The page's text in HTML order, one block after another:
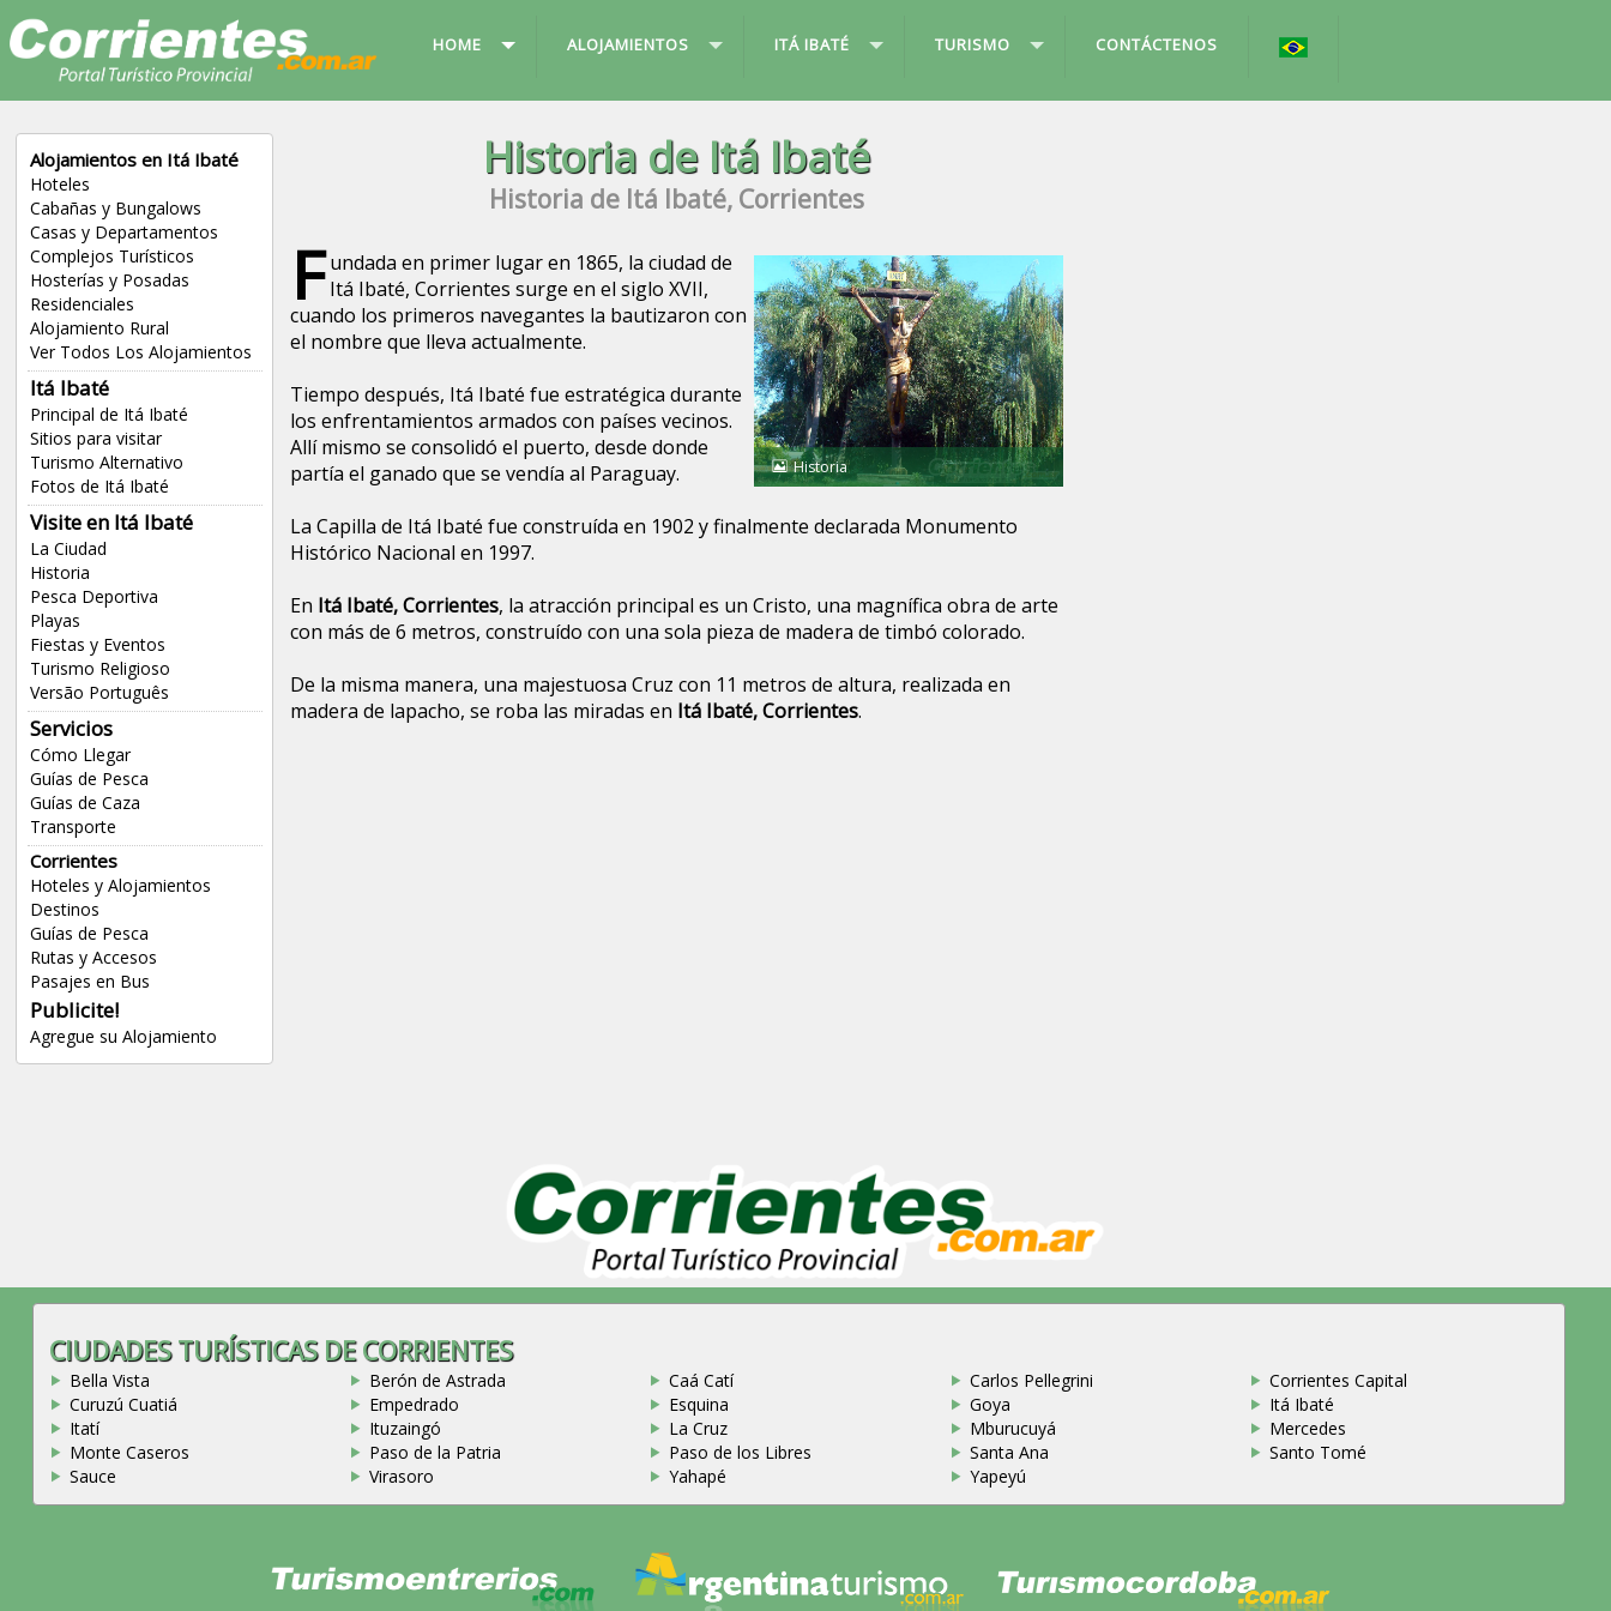
HOME ALOJAMIENTOS ITÁ IBATÉ TURISMO CONTÁCTENOS
Alojamientos en Itá Ibaté
Hoteles
Cabañas y Bungalows
Casas y Departamentos
Complejos Turísticos
Hosterías y Posadas
Residenciales
Alojamiento Rural
Ver Todos Los Alojamientos
Itá Ibaté
Principal de Itá Ibaté
Sitios para visitar
Turismo Alternativo
Fotos de Itá Ibaté
Visite en Itá Ibaté
La Ciudad
Historia
Pesca Deportiva
Playas
Fiestas y Eventos
Turismo Religioso
Versão Português
Servicios
Cómo Llegar
Guías de Pesca
Guías de Caza
Transporte
Corrientes
Hoteles y Alojamientos
Destinos
Guías de Pesca
Rutas y Accesos
Pasajes en Bus
Publicite!
Agregue su Alojamiento
Historia de Itá Ibaté
Historia de Itá Ibaté, Corrientes
Historia
F undada en primer lugar en 1865, la ciudad de
Itá Ibaté, Corrientes surge en el siglo XVII,
cuando los primeros navegantes la bautizaron con
el nombre que lleva actualmente.
Tiempo después, Itá Ibaté fue estratégica durante
los enfrentamientos armados con países vecinos.
Allí mismo se consolidó el puerto, desde donde
partía el ganado que se vendía al Paraguay.
La Capilla de Itá Ibaté fue construída en 1902 y finalmente declarada Monumento
Histórico Nacional en 1997.
En Itá Ibaté, Corrientes, la atracción principal es un Cristo, una magnífica obra de arte
con más de 6 metros, construído con una sola pieza de madera de timbó colorado.
De la misma manera, una majestuosa Cruz con 11 metros de altura, realizada en
madera de lapacho, se roba las miradas en Itá Ibaté, Corrientes.
CIUDADES TURÍSTICAS DE CORRIENTES
Bella Vista Berón de Astrada Caá Catí Carlos Pellegrini
Corrientes Capital
Curuzú Cuatiá
Empedrado Esquina Goya
Itá Ibaté
Itatí
Ituzaingó La Cruz Mburucuyá
Mercedes
Monte Caseros
Paso de la Patria Paso de los Libres Santa Ana
Santo Tomé
Sauce
Virasoro Yahapé Yapeyú